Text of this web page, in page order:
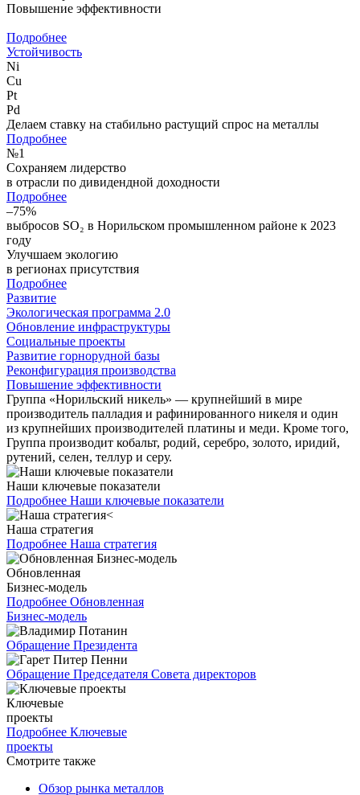
Повышение эффективности
Подробнее
Устойчивость
Ni
Cu
Pt
Pd
Делаем ставку на стабильно растущий спрос на металлы
Подробнее
№1
Сохраняем лидерство
в отрасли по дивидендной доходности
Подробнее
–75%
выбросов SO₂ в Норильском промышленном районе к 2023
году
Улучшаем экологию
в регионах присутствия
Подробнее
Развитие
Экологическая программа 2.0
Обновление инфраструктуры
Социальные проекты
Развитие горнорудной базы
Реконфигурация производства
Повышение эффективности
Группа «Норильский никель» — крупнейший в мире
производитель палладия и рафинированного никеля и один
из крупнейших производителей платины и меди. Кроме того,
Группа производит кобальт, родий, серебро, золото, иридий,
рутений, селен, теллур и серу.
Наши ключевые показатели
Подробнее Наши ключевые показатели
Наша стратегия
Подробнее Наша стратегия
Обновленная
Бизнес-модель
Подробнее Обновленная
Бизнес-модель
Обращение Президента
Обращение Председателя Совета директоров
Ключевые
проекты
Подробнее Ключевые
проекты
Смотрите также
Обзор рынка металлов